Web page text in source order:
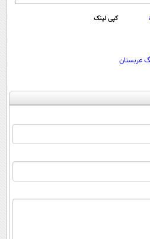
کپی لینک
عربستان